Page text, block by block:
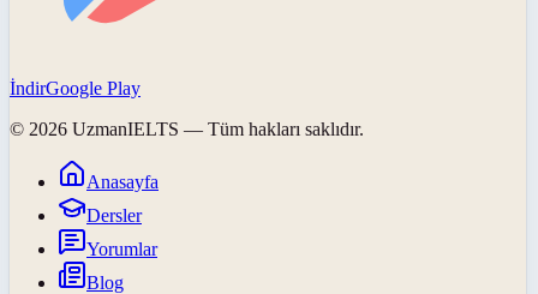
İndirGoogle Play
© 2026 UzmanIELTS — Tüm hakları saklıdır.
Anasayfa
Dersler
Yorumlar
Blog